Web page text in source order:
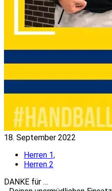
18. September 2022
Herren 1,
Herren 2
DANKE für …